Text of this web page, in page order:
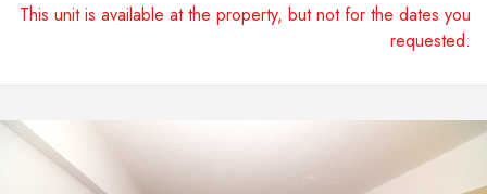
This unit is available at the property, but not for the dates you
requested.